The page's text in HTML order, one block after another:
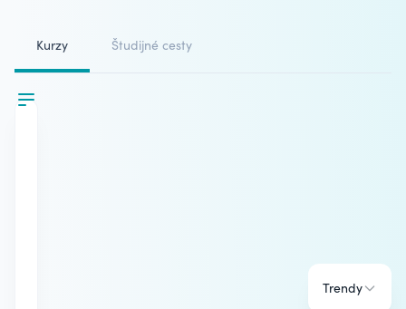
Kurzy Študijné cesty
Trendy